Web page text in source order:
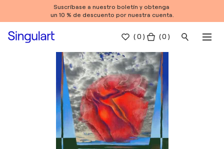
Suscríbase a nuestro boletín y obtenga
un 10 % de descuento por nuestra cuenta.
(0 ) ( 0 )